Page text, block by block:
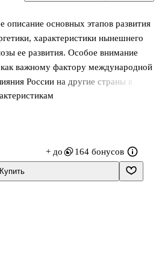
описание основных этапов развития
характеристики нынешнего
ее развития. Особое внимание
как важному фактору международной
России на другие страны в
Андрей Сизов делает акцент на
российского опыта и
+ до 164 бонусов
Купить